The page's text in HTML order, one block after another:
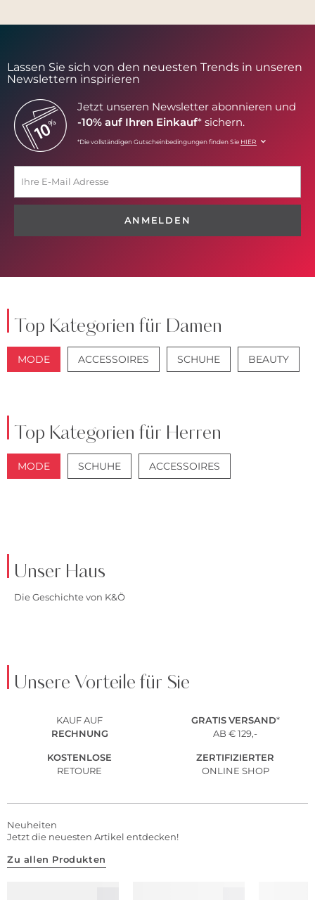
Lassen Sie sich von den neuesten Trends in unseren
Newslettern inspirieren
Jetzt unseren Newsletter abonnieren und
-10% auf Ihren Einkauf* sichern.
*Die vollständigen Gutscheinbedingungen finden Sie HIER
ANMELDEN
Top Kategorien für Damen
MODE ACCESSOIRES SCHUHE BEAUTY
Top Kategorien für Herren
MODE SCHUHE ACCESSOIRES
Unser Haus
Die Geschichte von K&Ö
Unsere Vorteile für Sie
KAUF AUF
RECHNUNG
GRATIS VERSAND*
AB € 129,-
KOSTENLOSE
RETOURE
ZERTIFIZIERTER
ONLINE SHOP
Neuheiten
Jetzt die neuesten Artikel entdecken!
Zu allen Produkten